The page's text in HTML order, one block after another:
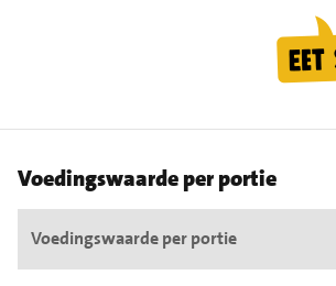
Voedingswaarde per portie
Voedingswaarde per portie